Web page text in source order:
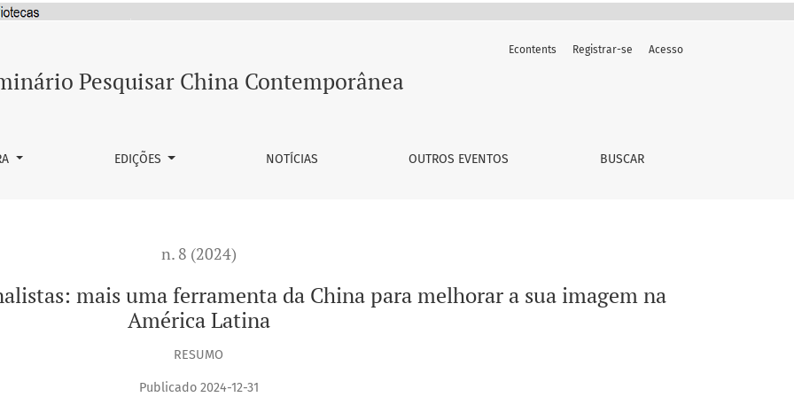
Pesquisar China Contemporânea
EDIÇÕES NOTÍCIAS OUTROS EVENTOS BUSCAR
Econtents Registrar-se Acesso
n. 8 (2024)
mais uma ferramenta da China para melhorar a sua imagem na
América Latina
RESUMO
Publicado 2024-12-31